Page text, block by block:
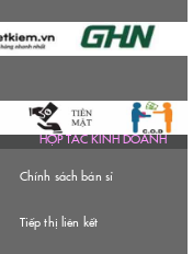
HỢP TÁC KINH DOANH
Chính sách bán sỉ
Tiếp thị liên kết